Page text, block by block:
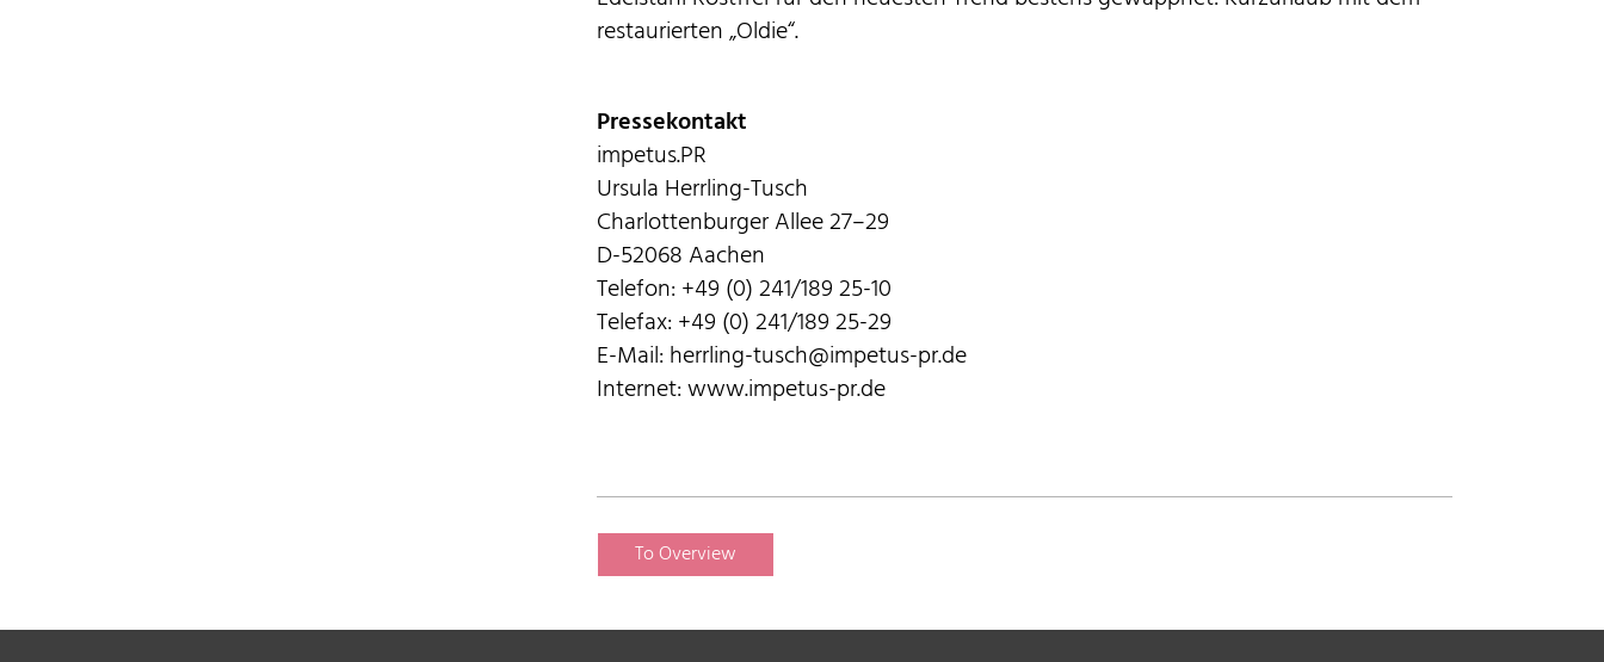
restaurierten „Oldie“.
Pressekontakt
impetus.PR
Ursula Herrling-Tusch
Charlottenburger Allee 27–29
D-52068 Aachen
Telefon: +49 (0) 241/189 25-10
Telefax: +49 (0) 241/189 25-29
E-Mail: herrling-tusch@impetus-pr.de
Internet: www.impetus-pr.de
To Overview